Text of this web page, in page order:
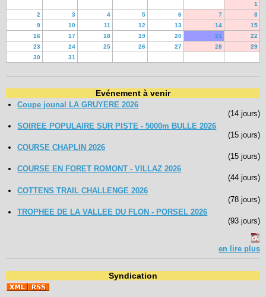
1
2
3 4 5 6 7
8
9
10 11 12 13 14
15
16
17 18 19 20 21
22
23
24 25 26 27 28
29
30
31
Evénement à venir
Coupe jounal LA GRUYERE 2026
(14 jours)
SOIREE POPULAIRE SUR PISTE - 5000m BULLE 2026
(15 jours)
COURSE CHAPLIN 2026
(15 jours)
COURSE EN FORET ROMONT - VILLAZ 2026
(44 jours)
COTTENS TRAIL CHALLENGE 2026
(78 jours)
TROPHEE DE LA VALLEE DU FLON - PORSEL 2026
(93 jours)
en lire plus
Syndication